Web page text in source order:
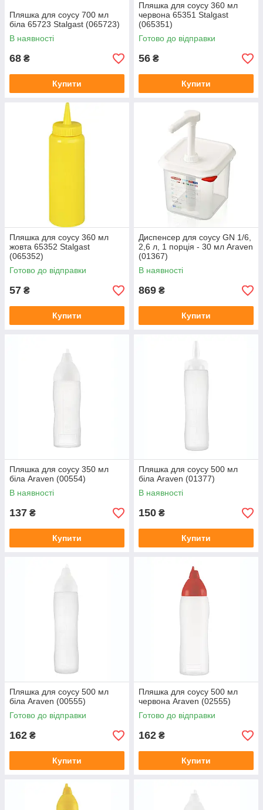
Пляшка для соусу 700 мл
біла 65723 Stalgast (065723)
В наявності
68 ₴
Купити
Пляшка для соусу 360 мл
червона 65351 Stalgast
(065351)
Готово до відправки
56 ₴
Купити
Пляшка для соусу 360 мл
жовта 65352 Stalgast
(065352)
Готово до відправки
57 ₴
Купити
Диспенсер для соусу GN 1/6,
2,6 л, 1 порція - 30 мл Araven
(01367)
В наявності
869 ₴
Купити
Пляшка для соусу 350 мл
біла Araven (00554)
В наявності
137 ₴
Купити
Пляшка для соусу 500 мл
біла Araven (01377)
В наявності
150 ₴
Купити
Пляшка для соусу 500 мл
біла Araven (00555)
Готово до відправки
162 ₴
Купити
Пляшка для соусу 500 мл
червона Araven (02555)
Готово до відправки
162 ₴
Купити